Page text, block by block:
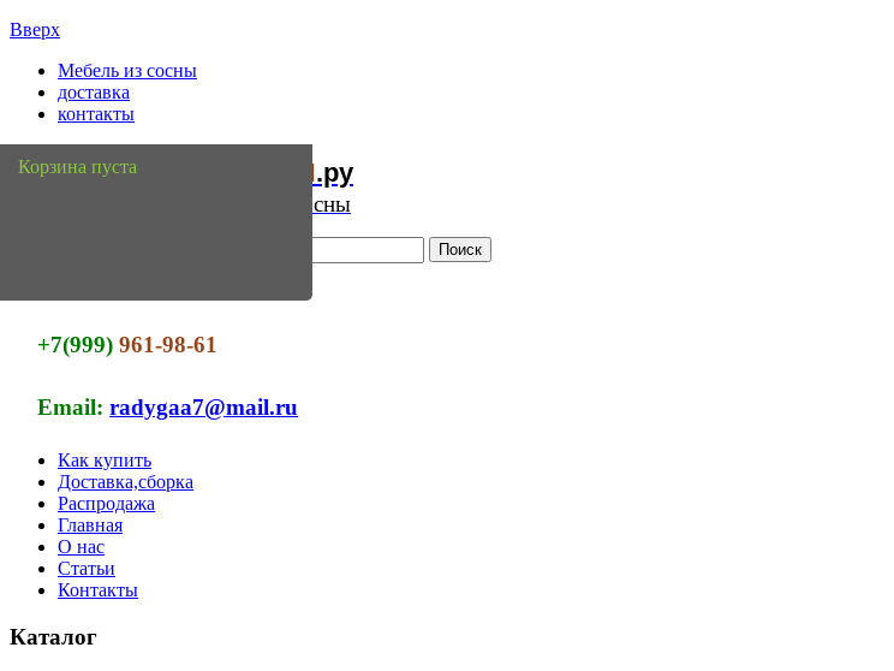
Вверх
Мебель из сосны
доставка
контакты
Мебель Сосны.ру
Интернет магазин мебели из сосны
+7(999)961-98-61
Email:radygaa7@mail.ru
Как купить
Доставка,сборка
Распродажа
Главная
О нас
Статьи
Контакты
Корзина пуста
Каталог